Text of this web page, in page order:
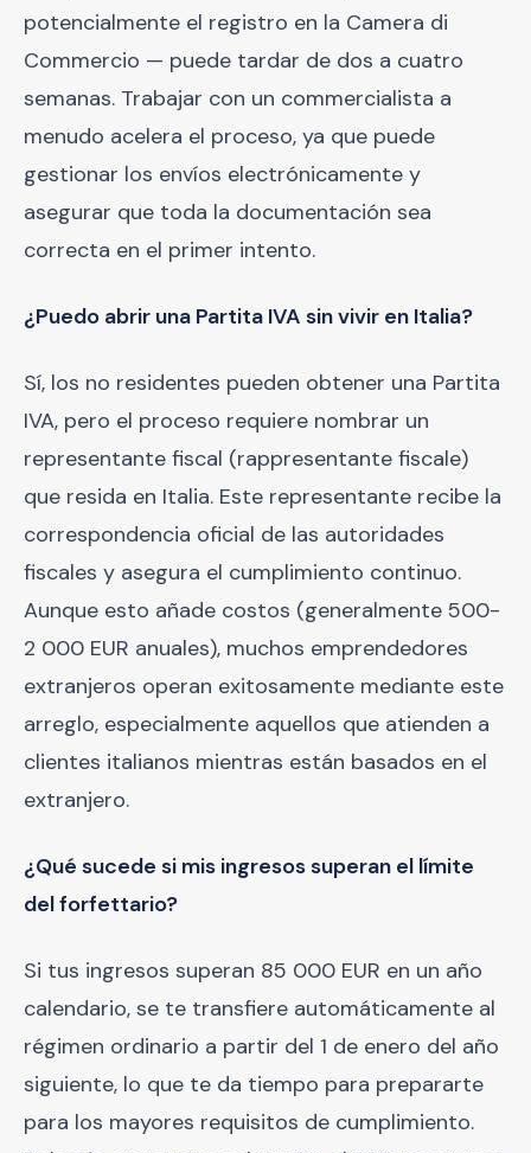
potencialmente el registro en la Camera di
Commercio — puede tardar de dos a cuatro
semanas. Trabajar con un commercialista a
menudo acelera el proceso, ya que puede
gestionar los envíos electrónicamente y
asegurar que toda la documentación sea
correcta en el primer intento.
¿Puedo abrir una Partita IVA sin vivir en Italia?
Sí, los no residentes pueden obtener una Partita
IVA, pero el proceso requiere nombrar un
representante fiscal (rappresentante fiscale)
que resida en Italia. Este representante recibe la
correspondencia oficial de las autoridades
fiscales y asegura el cumplimiento continuo.
Aunque esto añade costos (generalmente 500-
2 000 EUR anuales), muchos emprendedores
extranjeros operan exitosamente mediante este
arreglo, especialmente aquellos que atienden a
clientes italianos mientras están basados en el
extranjero.
¿Qué sucede si mis ingresos superan el límite
del forfettario?
Si tus ingresos superan 85 000 EUR en un año
calendario, se te transfiere automáticamente al
régimen ordinario a partir del 1 de enero del año
siguiente, lo que te da tiempo para prepararte
para los mayores requisitos de cumplimiento.